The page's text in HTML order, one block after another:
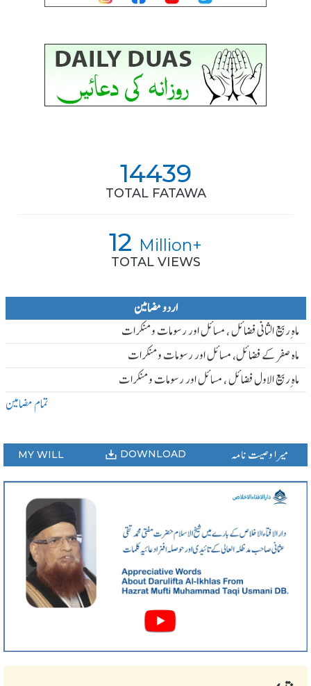
14439
TOTAL FATAWA
12 Million+
TOTAL VIEWS
اردو مضامین
ماہ ِربیع الثانی فضائل ، مسائل اور رسومات و منکرات
ماہ صفر کے فضائل، مسائل اور رسومات و منکرات
ماہ ِربیع الاول فضائل ، مسائل اور رسومات و منکرات
تمام مضامین
MY WILL DOWNLOAD میرا وصیت نامہ